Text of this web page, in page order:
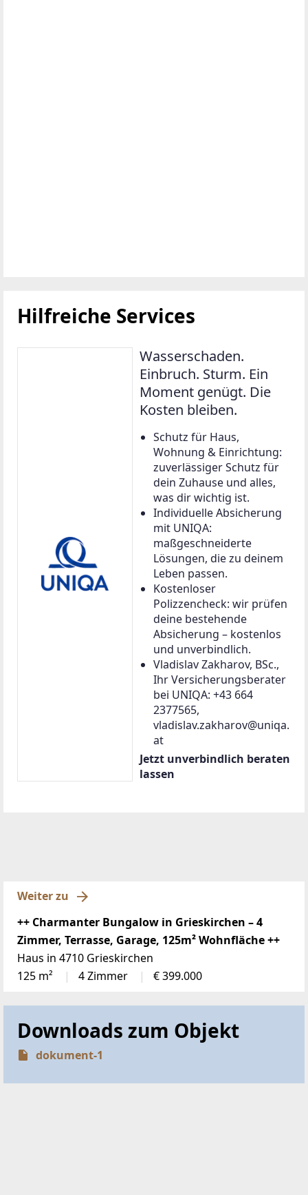
Hilfreiche Services
Wasserschaden.
Einbruch. Sturm. Ein
Moment genügt. Die
Kosten bleiben.
Schutz für Haus,
Wohnung & Einrichtung:
zuverlässiger Schutz für
dein Zuhause und alles,
was dir wichtig ist.
Individuelle Absicherung
mit UNIQA:
maßgeschneiderte
Lösungen, die zu deinem
Leben passen.
Kostenloser
Polizzencheck: wir prüfen
deine bestehende
Absicherung – kostenlos
und unverbindlich.
Vladislav Zakharov, BSc.,
Ihr Versicherungsberater
bei UNIQA: +43 664
2377565,
vladislav.zakharov@uniqa.
at
Jetzt unverbindlich beraten
lassen
Weiter zu
++ Charmanter Bungalow in Grieskirchen – 4
Zimmer, Terrasse, Garage, 125m² Wohnfläche ++
Haus in 4710 Grieskirchen
125 m²
4 Zimmer € 399.000
Downloads zum Objekt
dokument-1